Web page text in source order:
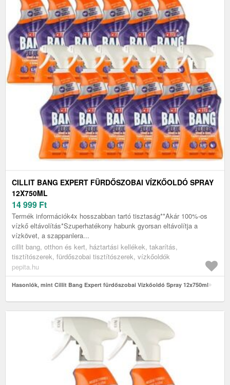
CILLIT BANG EXPERT FÜRDŐSZOBAI VÍZKŐOLDÓ SPRAY
12X750ML
14 999 Ft
Termék információk4x hosszabban tartó tisztaság**Akár 100%-os
vízkő eltávolítás*Szuperhatékony habunk gyorsan eltávolítja a
vízkövet, a szappanlera...
cillit bang, otthon és kert, háztartási kellékek, takarítás,
tisztítószerek, fürdőszobai tisztítószerek, vízkőoldók
pepita.hu
Hasonlók, mint Cillit Bang Expert fürdőszobai Vízkőoldó Spray 12x750ml